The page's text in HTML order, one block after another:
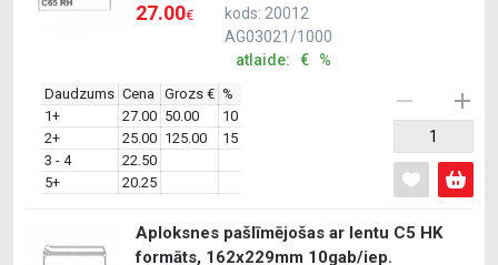
27.00€
kods: 20012
AG03021/1000
atlaide: € %
Daudzums Cena Grozs € %
1+
27.00 50.00
10
2+
25.00 125.00
15
3 - 4
22.50
5+
20.25
Aploksnes pašlīmējošas ar lentu C5 HK
formāts, 162x229mm 10gab/iep.